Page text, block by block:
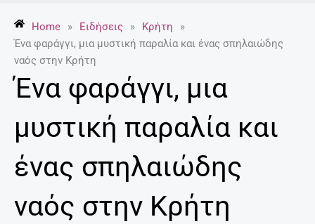
-
f
p
Home » Ειδήσεις » Κρήτη
»
Ένα φαράγγι, μια μυστική παραλία και ένας σπηλαιώδης
ναός στην Κρήτη
Ένα φαράγγι, μια
μυστική παραλία και
ένας σπηλαιώδης
ναός στην Κρήτη